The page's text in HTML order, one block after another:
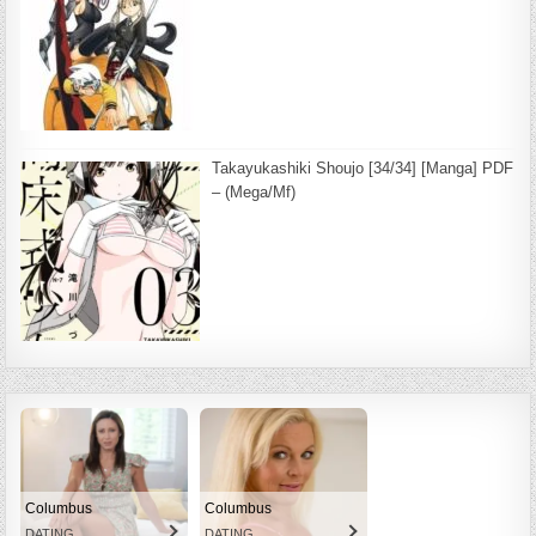
Takayukashiki Shoujo [34/34] [Manga] PDF
– (Mega/Mf)
Columbus Columbus